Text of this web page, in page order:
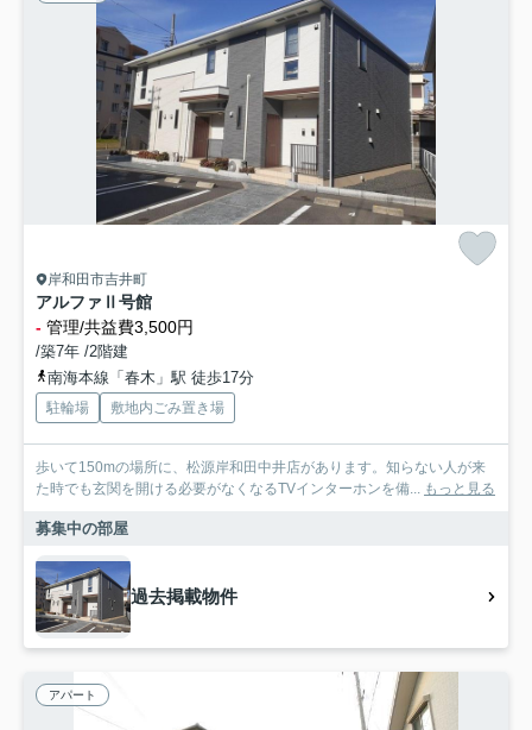
岸和田市吉井町
アルファⅡ号館
- 管理/共益費3,500円
/築7年 /2階建
南海本線「春木」駅 徒歩17分
駐輪場 敷地内ごみ置き場
歩いて150mの場所に、松源岸和田中井店があります。知らない人が来
た時でも玄関を開ける必要がなくなるTVインターホンを備...
もっと見る
募集中の部屋
過去掲載物件
アパート